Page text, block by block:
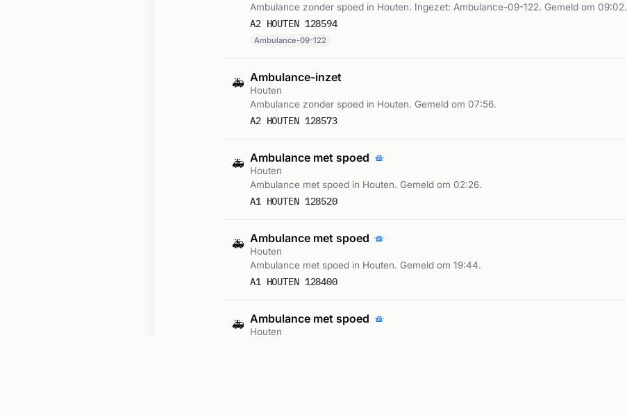
Ambulance zonder spoed in Houten. Ingezet: Ambulance-09-122. Gemeld om 09:02.
A2 HOUTEN 128594
Ambulance-09-122
🚑 Ambulance-inzet
Houten
Ambulance zonder spoed in Houten. Gemeld om 07:56.
A2 HOUTEN 128573
🚑 Ambulance met spoed
Houten
Ambulance met spoed in Houten. Gemeld om 02:26.
A1 HOUTEN 128520
🚑 Ambulance met spoed
Houten
Ambulance met spoed in Houten. Gemeld om 19:44.
A1 HOUTEN 128400
🚑 Ambulance met spoed
Houten